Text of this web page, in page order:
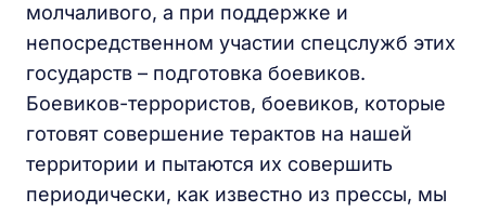
молчаливого, а при поддержке и
непосредственном участии спецслужб этих
государств – подготовка боевиков.
Боевиков-террористов, боевиков, которые
готовят совершение терактов на нашей
территории и пытаются их совершить
периодически, как известно из прессы, мы